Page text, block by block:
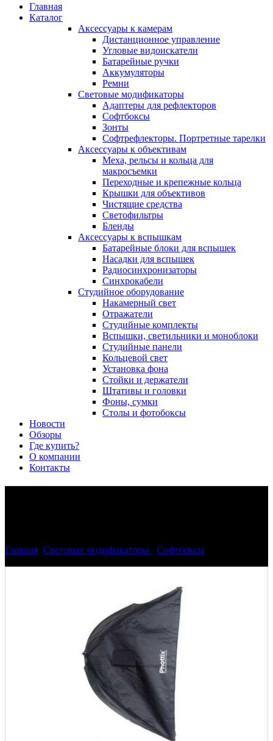
Главная
Каталог
Аксессуары к камерам
Дистанционное управление
Угловые видоискатели
Батарейные ручки
Аккумуляторы
Ремни
Световые модификаторы
Адаптеры для рефлекторов
Софтбоксы
Зонты
Софтрефлекторы. Портретные тарелки
Аксессуары к объективам
Меха, рельсы и кольца для
макросъемки
Переходные и крепежные кольца
Крышки для объективов
Чистящие средства
Светофильтры
Бленды
Аксессуары к вспышкам
Батарейные блоки для вспышек
Насадки для вспышек
Радиосинхронизаторы
Синхрокабели
Студийное оборудование
Накамерный свет
Отражатели
Студийные комплекты
Вспышки, светильники и моноблоки
Студийные панели
Кольцевой свет
Установка фона
Стойки и держатели
Штативы и головки
Фоны, сумки
Столы и фотобоксы
Новости
Обзоры
Где купить?
О компании
Контакты
Главная Световые модификаторы Софтбоксы